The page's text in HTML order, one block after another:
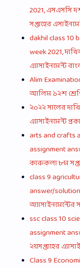
2021, এসএসসি
সপ্তাহের
dakhil class 10
week 2021,
এ্যাসাইনমেন্ট
Alim
আলিম ১২শ
২০২২ সালের
এ্যাসাইনমেন্ট
arts and crafts
assignment
কারুকলা ৮ম
class 9
answer/solution
অ্যাসাইনমেন্টের
ssc class 10
assignment
২য়সপ্তাহের
Class 9